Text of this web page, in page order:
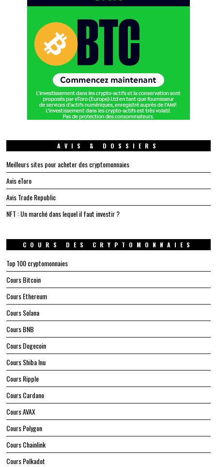
AVIS & DOSSIERS
Meilleurs sites pour acheter des cryptomonnaies
Avis eToro
Avis Trade Republic
NFT : Un marché dans lequel il faut investir ?
COURS DES CRYPTOMONNAIES
Top 100 cryptomonnaies
Cours Bitcoin
Cours Ethereum
Cours Solana
Cours BNB
Cours Dogecoin
Cours Shiba Inu
Cours Ripple
Cours Cardano
Cours AVAX
Cours Polygon
Cours Chainlink
Cours Polkadot